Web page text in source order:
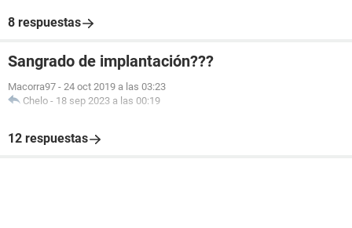
8 respuestas
Sangrado de implantación???
Macorra97 - 24 oct 2019 a las 03:23
Chelo - 18 sep 2023 a las 00:19
12 respuestas